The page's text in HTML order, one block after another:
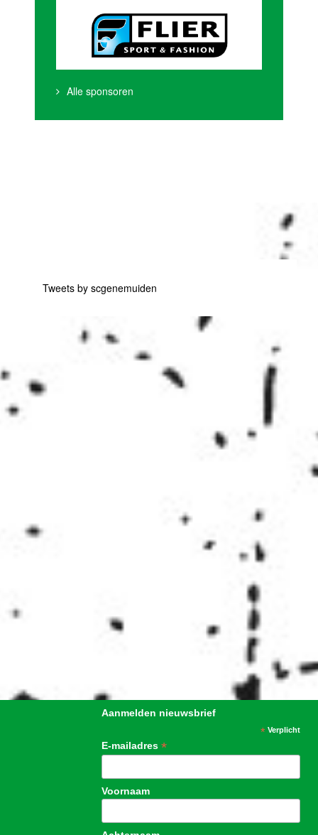
Alle sponsoren
Tweets by scgenemuiden
Aanmelden nieuwsbrief
*Verplicht
E-mailadres*
Voornaam